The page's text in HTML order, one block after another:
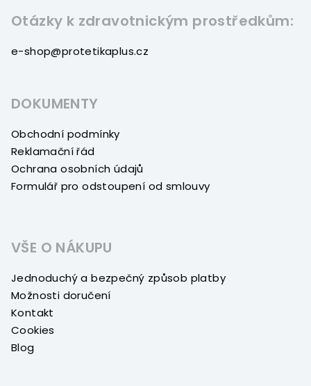
Otázky k zdravotnickým prostředkům:
e-shop@protetikaplus.cz
DOKUMENTY
Obchodní podmínky
Reklamační řád
Ochrana osobních údajů
Formulář pro odstoupení od smlouvy
VŠE O NÁKUPU
Jednoduchý a bezpečný způsob platby
Možnosti doručení
Kontakt
Cookies
Blog